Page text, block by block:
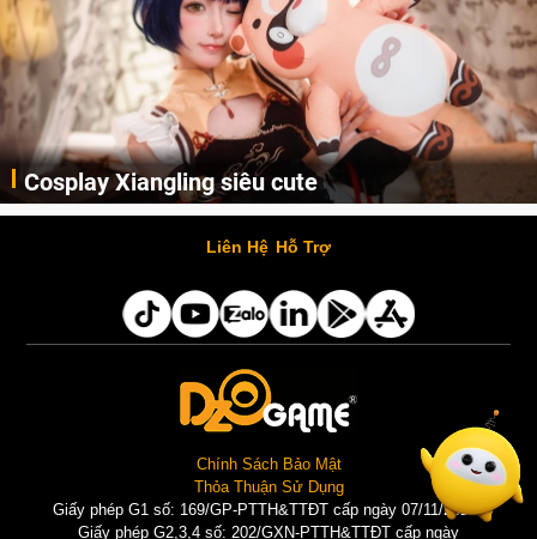
Cosplay Xiangling siêu cute
Cùng thưởng thức những hình ảnh cosplay Xiangling trong Genshin Impact siêu dễ thương của người dùng Weibo "阿包也是兔娘"
Liên Hệ Hỗ Trợ
Chính Sách Bảo Mật
Thỏa Thuận Sử Dụng
Giấy phép G1 số: 169/GP-PTTH&TTĐT cấp ngày 07/11/2025 |
Giấy phép G2,3,4 số: 202/GXN-PTTH&TTĐT cấp ngày